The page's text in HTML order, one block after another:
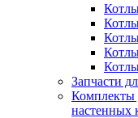
Запчасти
Комплекты
настенных